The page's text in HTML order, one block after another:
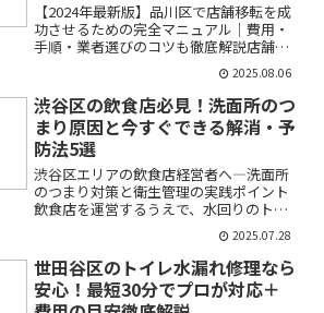
【2024年最新版】品川区で店舗移転を成
功させるための完全マニュアル｜費用・
手順・業者選びのコツも徹底解説店舗移
転を考える際、「何から始めたらいいの
かわからない」「費用や作業の流れが不
安」「信頼できる店舗移転業者はどう選
ぶの？」…そんな悩み...
2025.08.06
渋谷区の飲食店必見！洗面所のつ
まり原因と今すぐできる解消・予
防法5選
渋谷区エリアの飲食店経営者へ―洗面所
のつまり対策と衛生管理の実践ポイント
飲食店を運営するうえで、水回りのトラ
ブルや衛生管理は常に頭を悩ませる問題
ですよね。特に渋谷区のような人通りが
多く、利用者も多いエリアでは、洗面所
のつまりや不衛生な状態が...
2025.07.28
世田谷区のトイレ水漏れ修理なら
安心！最短30分でプロが対応＋